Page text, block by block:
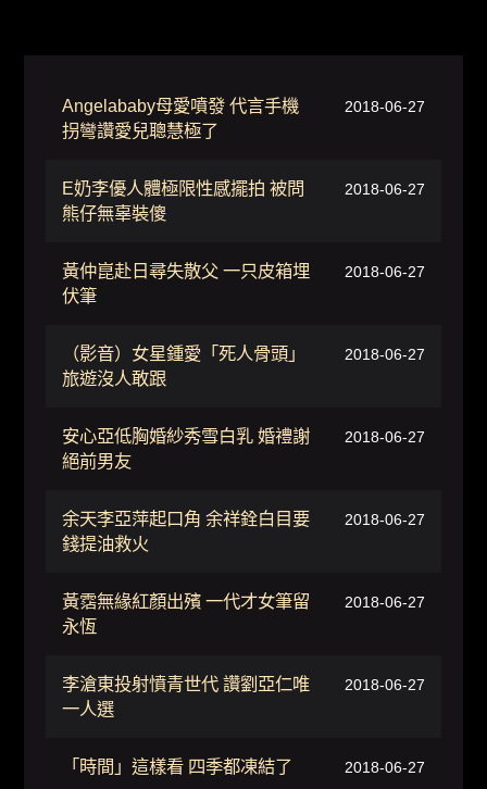
2018-06-27
Angelababy母愛噴發 代言手機
拐彎讚愛兒聰慧極了
2018-06-27
E奶李優人體極限性感擺拍 被問
熊仔無辜裝傻
2018-06-27
黃仲崑赴日尋失散父 一只皮箱埋
伏筆
2018-06-27
（影音）女星鍾愛「死人骨頭」
旅遊沒人敢跟
2018-06-27
安心亞低胸婚紗秀雪白乳 婚禮謝
絕前男友
2018-06-27
余天李亞萍起口角 余祥銓白目要
錢提油救火
2018-06-27
黃霑無緣紅顏出殯 一代才女筆留
永恆
2018-06-27
李滄東投射憤青世代 讚劉亞仁唯
一人選
2018-06-27
「時間」這樣看 四季都凍結了